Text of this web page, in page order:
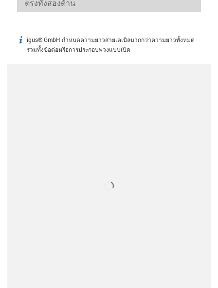
igus-icon-info
igus® GmbH กำหนดความยาวสายเคเบิลมากกว่าความยาวทั้งหมด
รวมทั้งข้อต่อหรือการประกอบพ่วงแบบเปิด